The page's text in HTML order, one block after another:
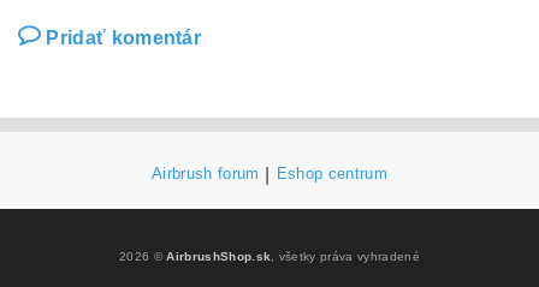
Pridať komentár
Airbrush forum Eshop centrum
2026 ©AirbrushShop.sk , všetky práva vyhradené